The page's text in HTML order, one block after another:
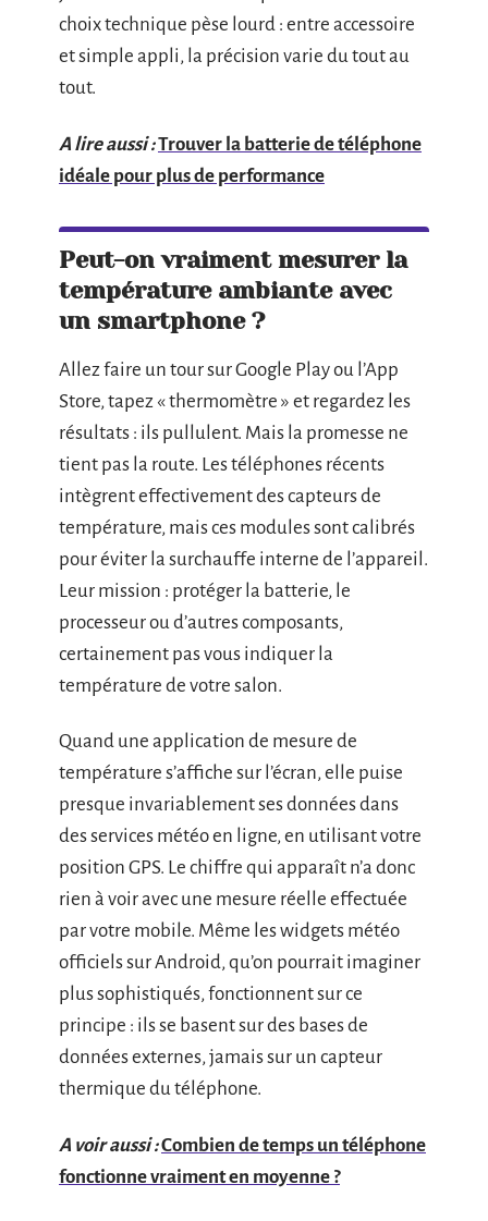
choix technique pèse lourd : entre accessoire
et simple appli, la précision varie du tout au
tout.
A lire aussi :Trouver la batterie de téléphone
idéale pour plus de performance
Peut-on vraiment mesurer la
température ambiante avec
un smartphone ?
Allez faire un tour sur Google Play ou l’App
Store, tapez « thermomètre » et regardez les
résultats : ils pullulent. Mais la promesse ne
tient pas la route. Les téléphones récents
intègrent effectivement des capteurs de
température, mais ces modules sont calibrés
pour éviter la surchauffe interne de l’appareil.
Leur mission : protéger la batterie, le
processeur ou d’autres composants,
certainement pas vous indiquer la
température de votre salon.
Quand une application de mesure de
température s’affiche sur l’écran, elle puise
presque invariablement ses données dans
des services météo en ligne, en utilisant votre
position GPS. Le chiffre qui apparaît n’a donc
rien à voir avec une mesure réelle effectuée
par votre mobile. Même les widgets météo
officiels sur Android, qu’on pourrait imaginer
plus sophistiqués, fonctionnent sur ce
principe : ils se basent sur des bases de
données externes, jamais sur un capteur
thermique du téléphone.
A voir aussi :Combien de temps un téléphone
fonctionne vraiment en moyenne ?